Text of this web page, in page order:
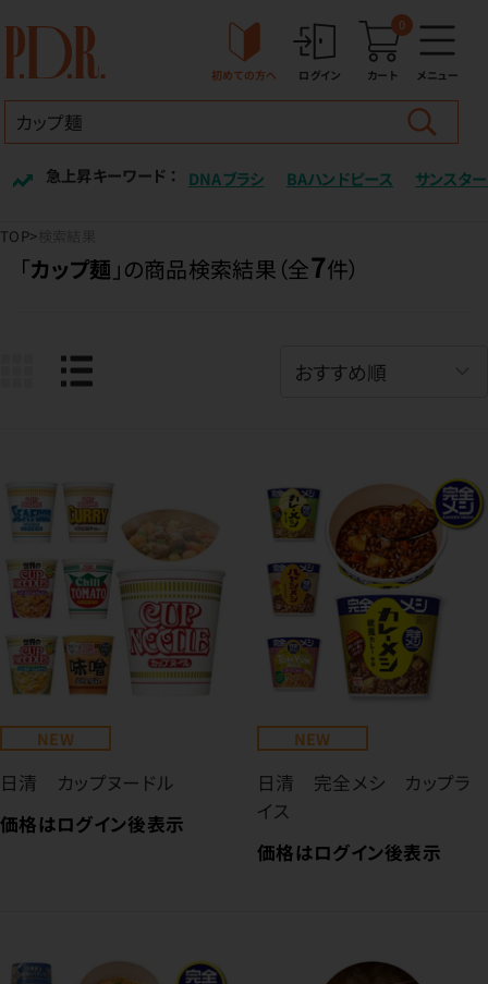
初めての方へ ログイン カート
0
メニュー
急上昇キーワード ： DNAブラシ BAハンドピース サンスター
TOP
「カップ麺 」の商品検索結果（全7件）
NEW
日清 カップヌードル
価格はログイン後表示
NEW
日清 完全メシ カップラ
イス
価格はログイン後表示